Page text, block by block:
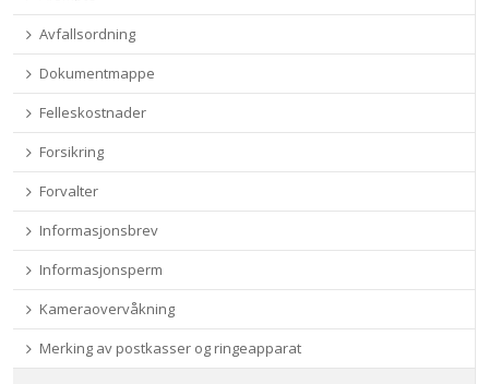
Avfallsordning
Dokumentmappe
Felleskostnader
Forsikring
Forvalter
Informasjonsbrev
Informasjonsperm
Kameraovervåkning
Merking av postkasser og ringeapparat